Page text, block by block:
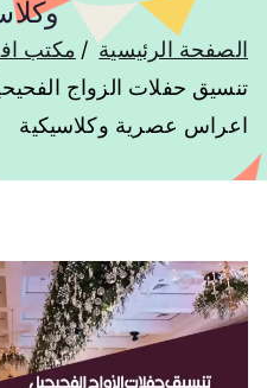
الصفحة الرئيسية
مكتب
اعراس عصرية وكلاسيكية